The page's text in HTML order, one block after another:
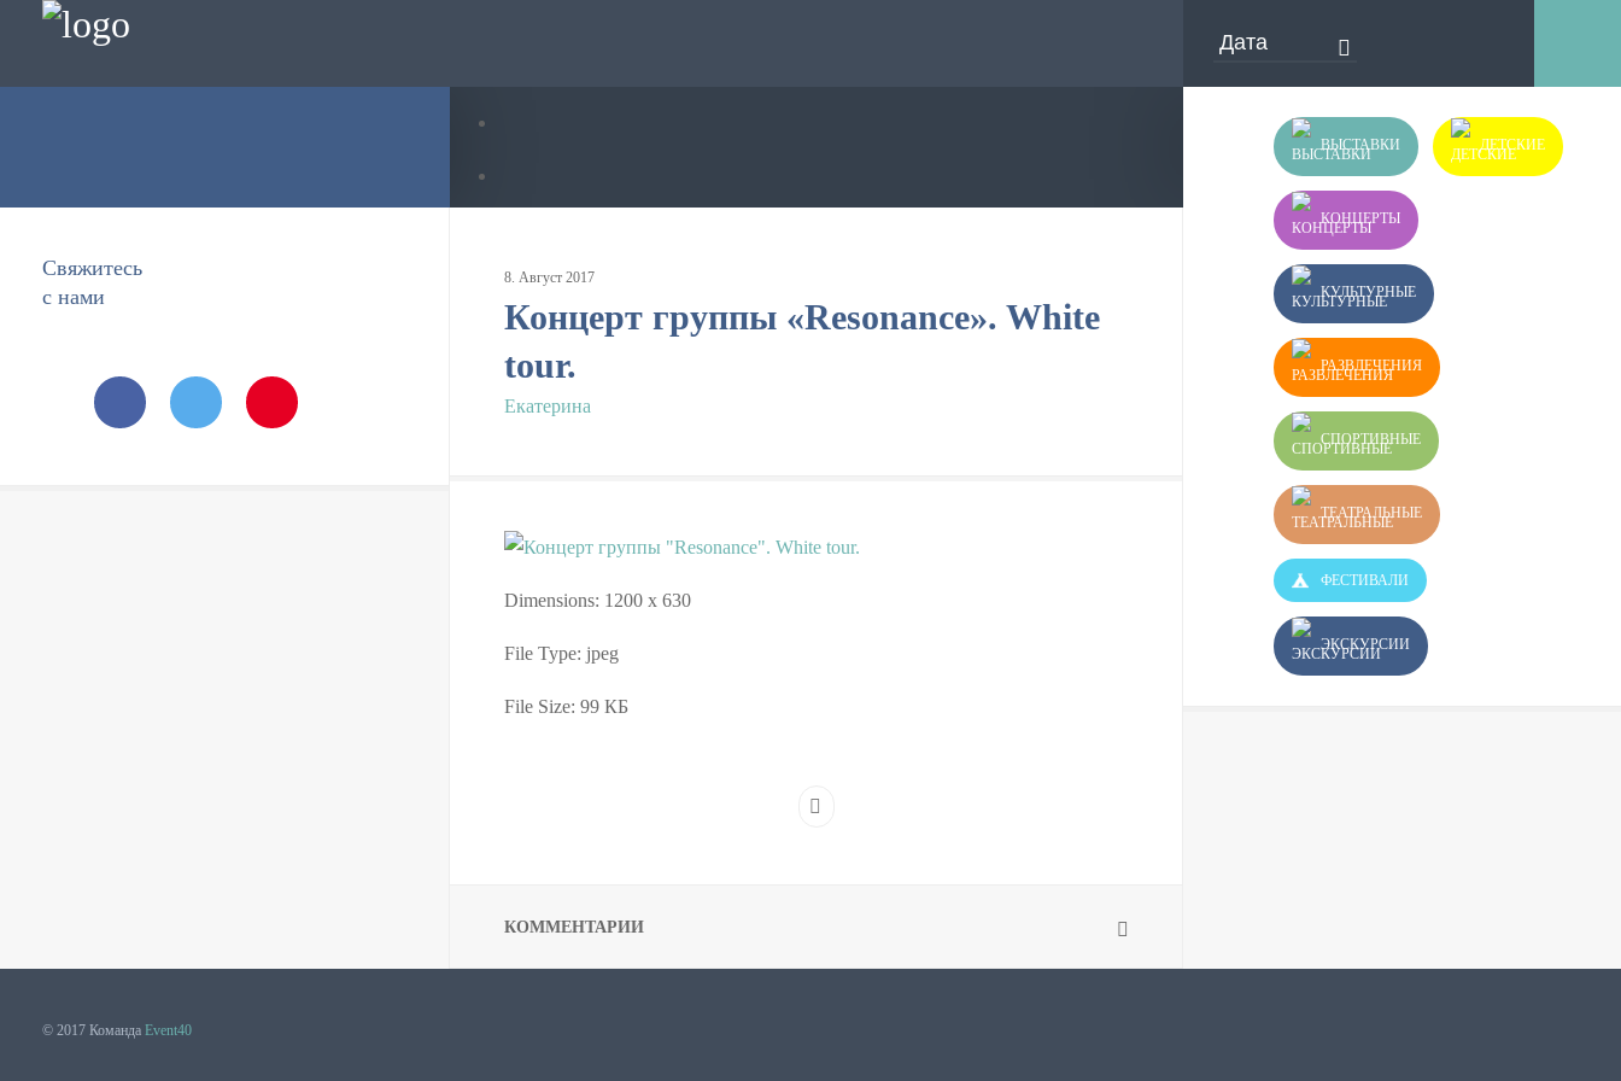
ВЫСТАВКИ ДЕТСКИЕ
КОНЦЕРТЫ
КУЛЬТУРНЫЕ
РАЗВЛЕЧЕНИЯ
СПОРТИВНЫЕ
ТЕАТРАЛЬНЫЕ
ФЕСТИВАЛИ
ЭКСКУРСИИ
8. Август 2017
Концерт группы «Resonance». White
tour.
Екатерина
Свяжитесь
с нами
Dimensions: 1200 x 630
File Type: jpeg
File Size: 99 КБ
КОММЕНТАРИИ
© 2017 Команда Event40